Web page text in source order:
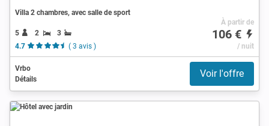
Villa 2 chambres, avec salle de sport
5 2
3
4.7
( 3 avis )
À partir de
106 €
/ nuit
Vrbo
Détails
Voir l'offre